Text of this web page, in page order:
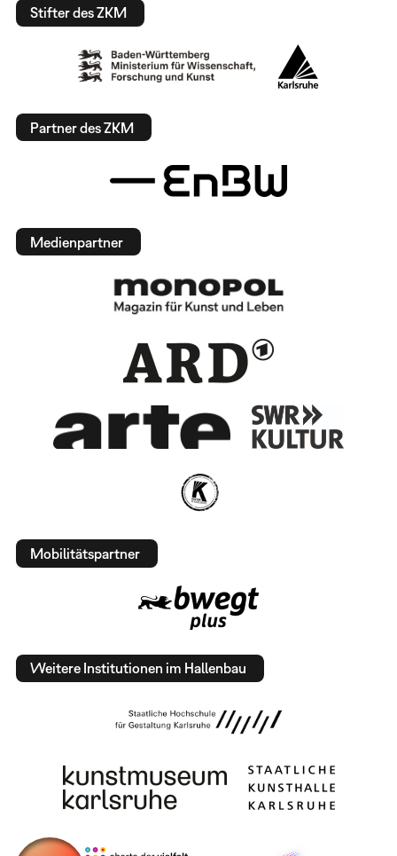
Stifter des ZKM
Partner des ZKM
Medienpartner
Mobilitätspartner
Weitere Institutionen im Hallenbau